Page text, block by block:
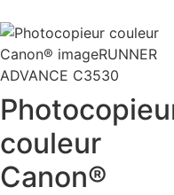
couleur
Canon®